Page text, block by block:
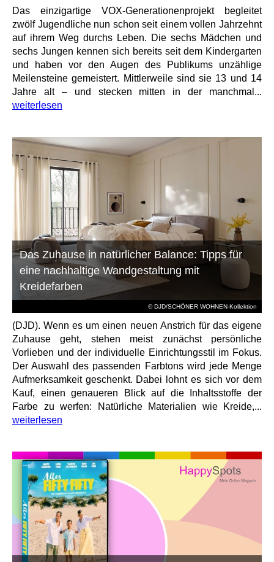
Das einzigartige VOX-Generationenprojekt begleitet
zwölf Jugendliche nun schon seit einem vollen Jahrzehnt
auf ihrem Weg durchs Leben. Die sechs Mädchen und
sechs Jungen kennen sich bereits seit dem Kindergarten
und haben vor den Augen des Publikums unzählige
Meilensteine gemeistert. Mittlerweile sind sie 13 und 14
Jahre alt – und stecken mitten in der manchmal...
weiterlesen
© DJD/SCHÖNER WOHNEN-Kollektion
Das Zuhause in natürlicher Balance: Tipps für
eine nachhaltige Wandgestaltung mit
Kreidefarben
(DJD). Wenn es um einen neuen Anstrich für das eigene
Zuhause geht, stehen meist zunächst persönliche
Vorlieben und der individuelle Einrichtungsstil im Fokus.
Der Auswahl des passenden Farbtons wird jede Menge
Aufmerksamkeit geschenkt. Dabei lohnt es sich vor dem
Kauf, einen genaueren Blick auf die Inhaltsstoffe der
Farbe zu werfen: Natürliche Materialien wie Kreide,...
weiterlesen